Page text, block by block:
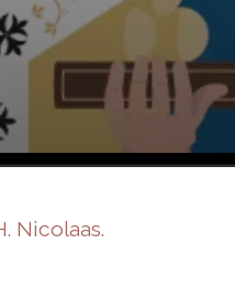
Nicolaas.